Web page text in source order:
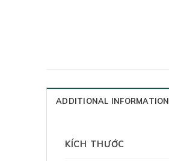
ADDITIONAL INFORMATION
KÍCH THƯỚC